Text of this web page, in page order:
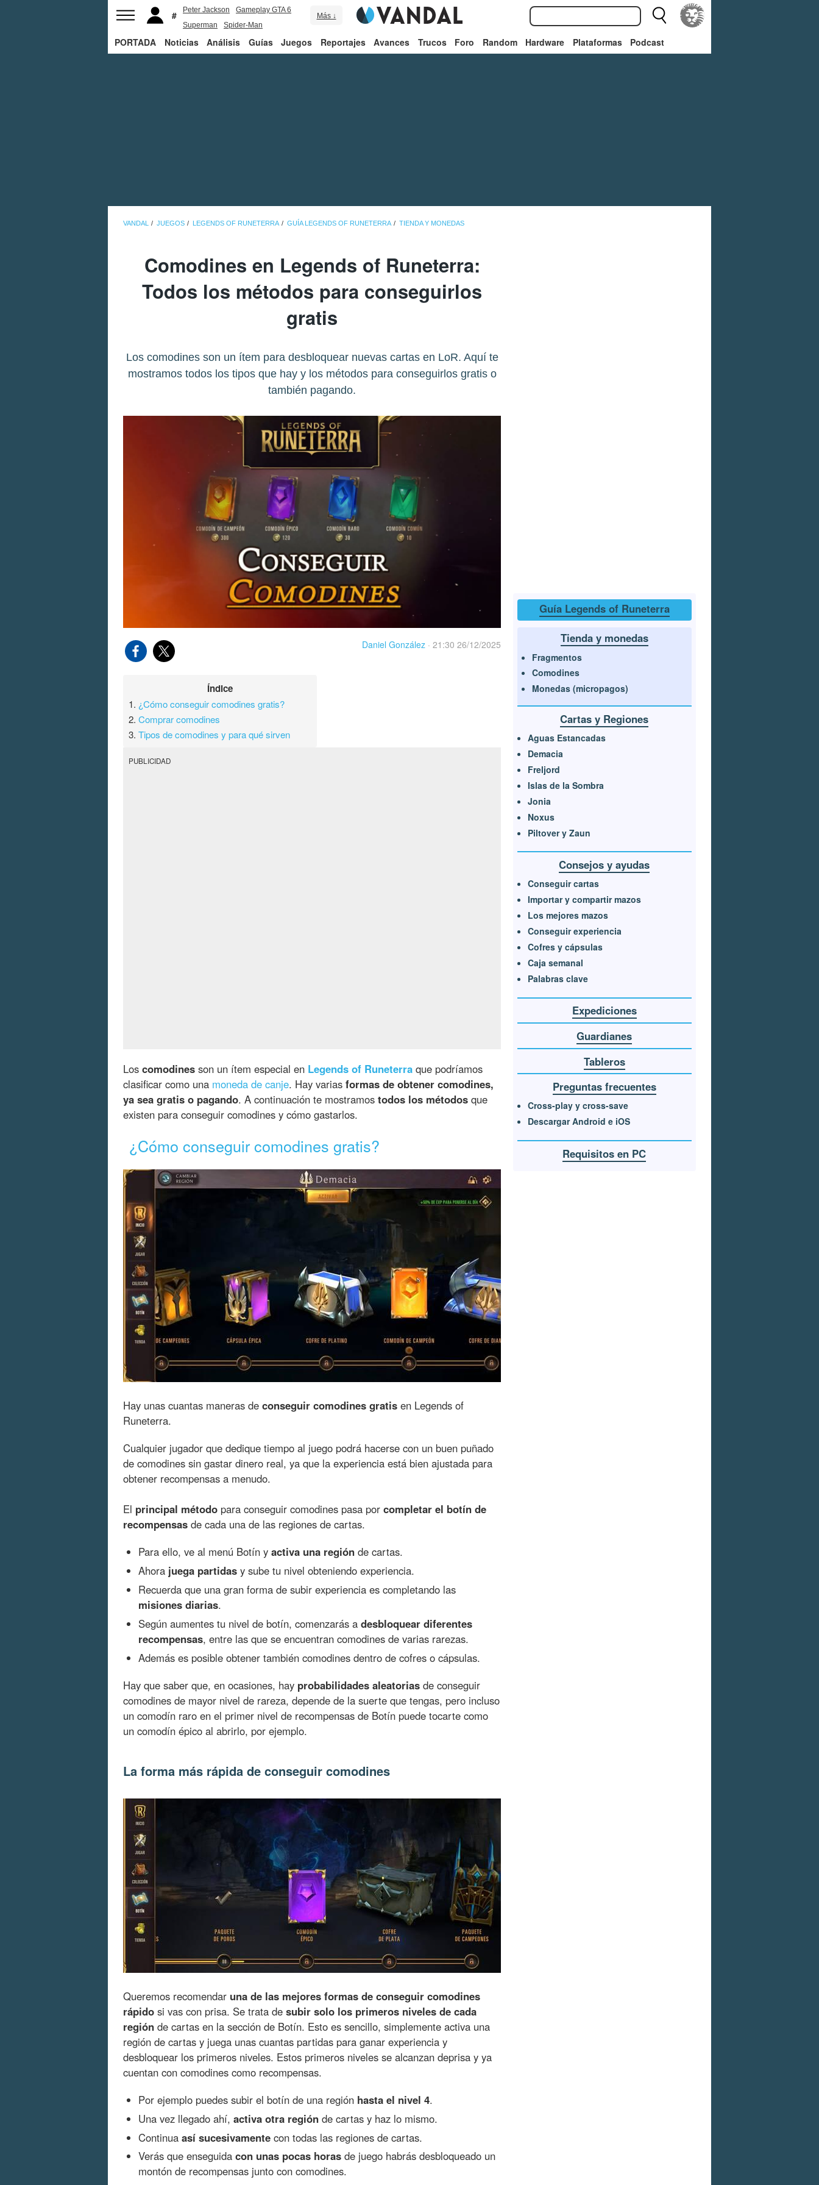
Peter Jackson
Gameplay GTA 6
Superman
Spider-Man
Más ↓
PORTADA Noticias Análisis Guías Juegos Reportajes Avances Trucos Foro Random Hardware Plataformas Podcast
VANDAL JUEGOS LEGENDS OF RUNETERRA GUÍA LEGENDS OF RUNETERRA TIENDA Y MONEDAS
Comodines en Legends of Runeterra:
Todos los métodos para conseguirlos
gratis
Los comodines son un ítem para desbloquear nuevas cartas en LoR. Aquí te
mostramos todos los tipos que hay y los métodos para conseguirlos gratis o
también pagando.
Daniel González · 21:30 26/12/2025
Índice
1. ¿Cómo conseguir comodines gratis?
2.Comprar comodines
3.Tipos de comodines y para qué sirven
PUBLICIDAD
Los comodines son un ítem especial en Legends of Runeterra que podríamos
clasificar como una moneda de canje. Hay varias formas de obtener comodines,
ya sea gratis o pagando. A continuación te mostramos todos los métodos que
existen para conseguir comodines y cómo gastarlos.
¿Cómo conseguir comodines gratis?
Hay unas cuantas maneras de conseguir comodines gratis en Legends of
Runeterra.
Cualquier jugador que dedique tiempo al juego podrá hacerse con un buen puñado
de comodines sin gastar dinero real, ya que la experiencia está bien ajustada para
obtener recompensas a menudo.
El principal método para conseguir comodines pasa por completar el botín de
recompensas de cada una de las regiones de cartas.
Para ello, ve al menú Botín y activa una región de cartas.
Ahora juega partidas y sube tu nivel obteniendo experiencia.
Recuerda que una gran forma de subir experiencia es completando las
misiones diarias.
Según aumentes tu nivel de botín, comenzarás a desbloquear diferentes
recompensas, entre las que se encuentran comodines de varias rarezas.
Además es posible obtener también comodines dentro de cofres o cápsulas.
Hay que saber que, en ocasiones, hay probabilidades aleatorias de conseguir
comodines de mayor nivel de rareza, depende de la suerte que tengas, pero incluso
un comodín raro en el primer nivel de recompensas de Botín puede tocarte como
un comodín épico al abrirlo, por ejemplo.
La forma más rápida de conseguir comodines
Queremos recomendar una de las mejores formas de conseguir comodines
rápido si vas con prisa. Se trata de subir solo los primeros niveles de cada
región de cartas en la sección de Botín. Esto es sencillo, simplemente activa una
región de cartas y juega unas cuantas partidas para ganar experiencia y
desbloquear los primeros niveles. Estos primeros niveles se alcanzan deprisa y ya
cuentan con comodines como recompensas.
Por ejemplo puedes subir el botín de una región hasta el nivel 4.
Una vez llegado ahí, activa otra región de cartas y haz lo mismo.
Continua así sucesivamente con todas las regiones de cartas.
Verás que enseguida con unas pocas horas de juego habrás desbloqueado un
montón de recompensas junto con comodines.
Guía Legends of Runeterra
Tienda y monedas
Fragmentos
Comodines
Monedas (micropagos)
Cartas y Regiones
Aguas Estancadas
Demacia
Freljord
Islas de la Sombra
Jonia
Noxus
Piltover y Zaun
Consejos y ayudas
Conseguir cartas
Importar y compartir mazos
Los mejores mazos
Conseguir experiencia
Cofres y cápsulas
Caja semanal
Palabras clave
Expediciones
Guardianes
Tableros
Preguntas frecuentes
Cross-play y cross-save
Descargar Android e iOS
Requisitos en PC